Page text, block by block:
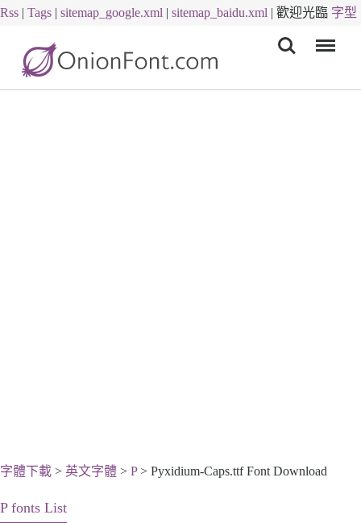
Rss | Tags | sitemap_google.xml | sitemap_baidu.xml | 歡迎光臨 字型
字體下載 > 英文字體 > P> Pyxidium-Caps.ttf Font Download
P fonts List